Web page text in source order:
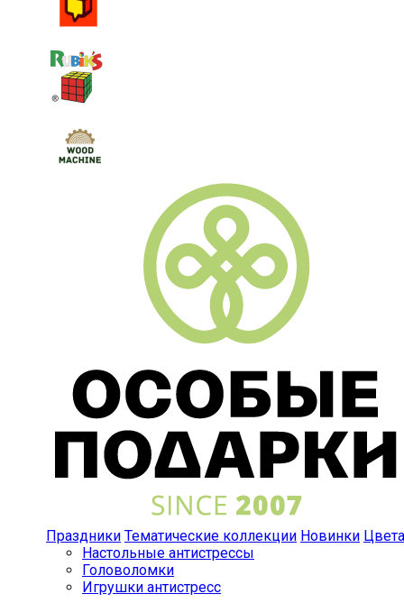
Праздники Тематические коллекции Новинки Цвета
Настольные антистрессы
Головоломки
Игрушки антистресс